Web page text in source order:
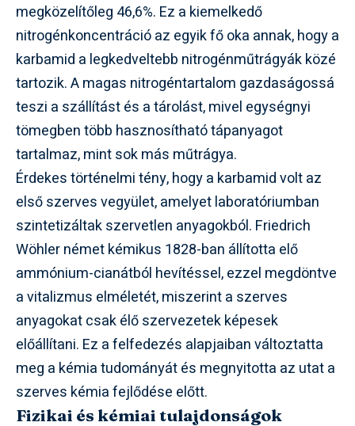
megközelítőleg 46,6%. Ez a kiemelkedő
nitrogénkoncentráció az egyik fő oka annak, hogy a
karbamid a legkedveltebb nitrogénműtrágyák közé
tartozik. A magas nitrogéntartalom gazdaságossá
teszi a szállítást és a tárolást, mivel egységnyi
tömegben több hasznosítható tápanyagot
tartalmaz, mint sok más műtrágya.
Érdekes történelmi tény, hogy a karbamid volt az
első szerves vegyület, amelyet laboratóriumban
szintetizáltak szervetlen anyagokból. Friedrich
Wöhler német kémikus 1828-ban állította elő
ammónium-cianátból hevítéssel, ezzel megdöntve
a vitalizmus elméletét, miszerint a szerves
anyagokat csak élő szervezetek képesek
előállítani. Ez a felfedezés alapjaiban változtatta
meg a kémia tudományát és megnyitotta az utat a
szerves kémia fejlődése előtt.
Fizikai és kémiai tulajdonságok